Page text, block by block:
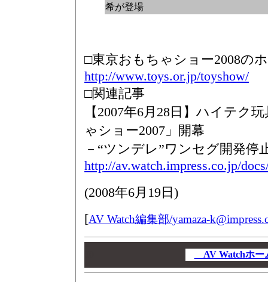
希が登場
□東京おもちゃショー2008の
http://www.toys.or.jp/toyshow/
□関連記事
【2007年6月28日】ハイテク
ゃショー2007」開幕
－“ツンデレ”ワンセグ開発
http://av.watch.impress.co.jp/
(2008年6月19日)
[AV Watch編集部/yamaza-
AV Watchホ